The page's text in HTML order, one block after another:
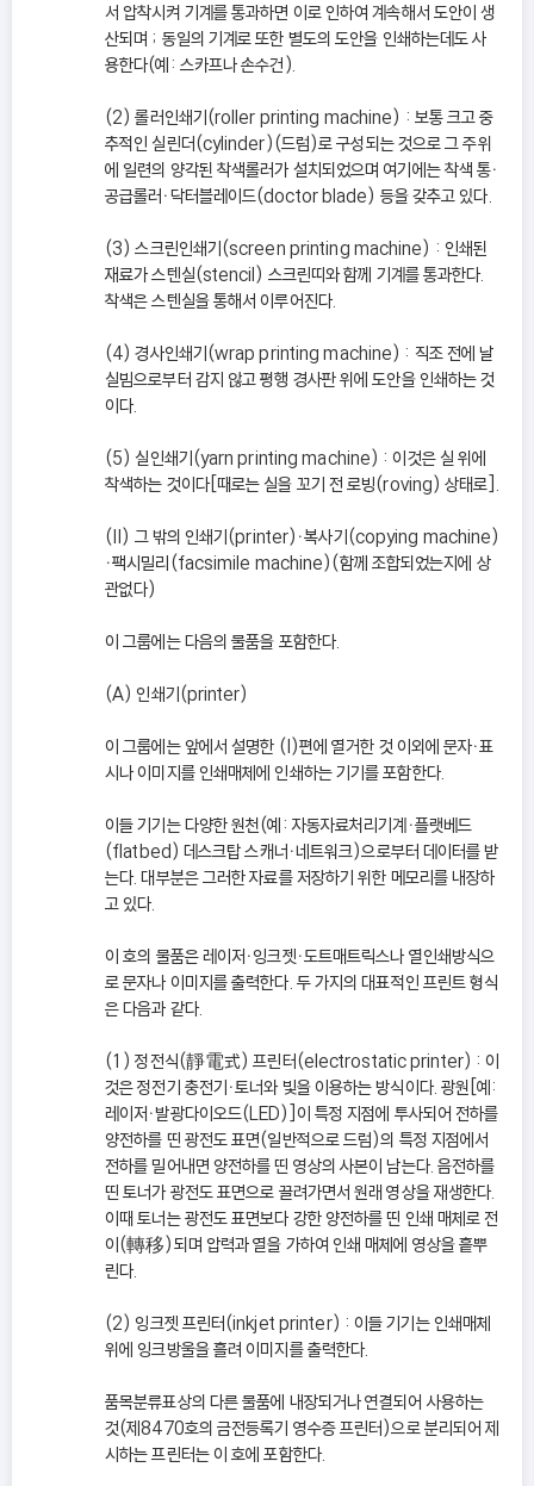
서 압착시켜 기계를 통과하면 이로 인하여 계속해서 도안이 생
산되며 ; 동일의 기계로 또한 별도의 도안을 인쇄하는데도 사
용한다(예: 스카프나 손수건).
(2) 롤러인쇄기(roller printing machine) : 보통 크고 중
추적인 실린더(cylinder)(드럼)로 구성되는 것으로 그 주위
에 일련의 양각된 착색롤러가 설치되었으며 여기에는 착색 통ㆍ
공급롤러ㆍ닥터블레이드(doctor blade) 등을 갖추고 있다.
(3) 스크린인쇄기(screen printing machine) : 인쇄된
재료가 스텐실(stencil) 스크린띠와 함께 기계를 통과한다.
착색은 스텐실을 통해서 이루어진다.
(4) 경사인쇄기(wrap printing machine) : 직조 전에 날
실빔으로부터 감지 않고 평행 경사판 위에 도안을 인쇄하는 것
이다.
(5) 실인쇄기(yarn printing machine) : 이것은 실 위에
착색하는 것이다[때로는 실을 꼬기 전 로빙(roving) 상태로].
(II) 그 밖의 인쇄기(printer)ㆍ복사기(copying machine)
ㆍ팩시밀리(facsimile machine)(함께 조합되었는지에 상
관없다)
이 그룹에는 다음의 물품을 포함한다.
(A) 인쇄기(printer)
이 그룹에는 앞에서 설명한 (I)편에 열거한 것 이외에 문자ㆍ표
시나 이미지를 인쇄매체에 인쇄하는 기기를 포함한다.
이들 기기는 다양한 원천(예: 자동자료처리기계ㆍ플랫베드
(flatbed) 데스크탑 스캐너ㆍ네트워크)으로부터 데이터를 받
는다. 대부분은 그러한 자료를 저장하기 위한 메모리를 내장하
고 있다.
이 호의 물품은 레이저ㆍ잉크젯ㆍ도트매트릭스나 열인쇄방식으
로 문자나 이미지를 출력한다. 두 가지의 대표적인 프린트 형식
은 다음과 같다.
(1) 정전식(靜電式) 프린터(electrostatic printer) : 이
것은 정전기 충전기ㆍ토너와 빛을 이용하는 방식이다. 광원[예:
레이저ㆍ발광다이오드(LED)]이 특정 지점에 투사되어 전하를
양전하를 띤 광전도 표면(일반적으로 드럼)의 특정 지점에서
전하를 밀어내면 양전하를 띤 영상의 사본이 남는다. 음전하를
띤 토너가 광전도 표면으로 끌려가면서 원래 영상을 재생한다.
이때 토너는 광전도 표면보다 강한 양전하를 띤 인쇄 매체로 전
이(轉移)되며 압력과 열을 가하여 인쇄 매체에 영상을 흩뿌
린다.
(2) 잉크젯 프린터(inkjet printer) : 이들 기기는 인쇄매체
위에 잉크방울을 흘려 이미지를 출력한다.
품목분류표상의 다른 물품에 내장되거나 연결되어 사용하는
것(제8470호의 금전등록기 영수증 프린터)으로 분리되어 제
시하는 프린터는 이 호에 포함한다.